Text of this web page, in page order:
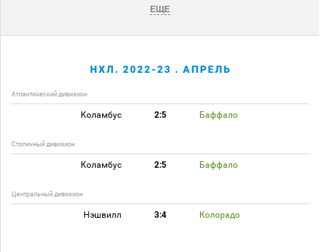
ЕЩЕ
НХЛ. 2022-23 . АПРЕЛЬ
Атлантический дивизион
Коламбус 2:5 Баффало
Столичный дивизион
Коламбус 2:5 Баффало
Центральный дивизион
Нэшвилл 3:4 Колорадо